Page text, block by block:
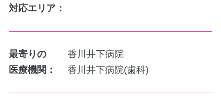
対応エリア：
最寄りの
医療機関：
香川井下病院
香川井下病院(歯科)